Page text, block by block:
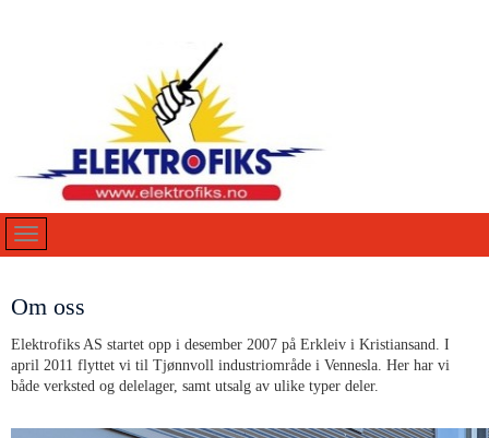
Om oss
Elektrofiks AS startet opp i desember 2007 på Erkleiv i Kristiansand. I
april 2011 flyttet vi til Tjønnvoll industriområde i Vennesla. Her har vi
både verksted og delelager, samt utsalg av ulike typer deler.